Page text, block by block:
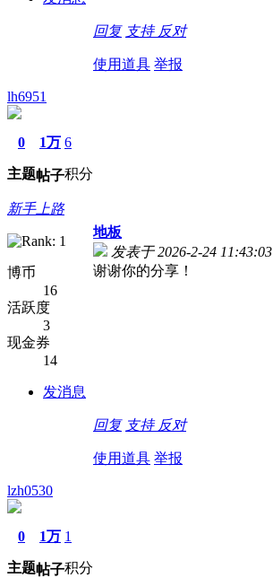
回复 支持 反对
使用道具 举报
lh6951
0
主题
1万
帖子
6
积分
新手上路
博币
16
活跃度
3
现金券
14
发消息
地板
发表于 2026-2-24 11:43:03
谢谢你的分享！
回复 支持 反对
使用道具 举报
lzh0530
0
主题
1万
帖子
1
积分